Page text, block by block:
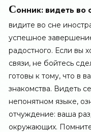
Сонник: видеть во
видите во сне
успешное
радостного. Если вы
связи, не бойтесь
готовы к тому, что в
знакомства. Видеть
непонятном языке,
отчуждение: ваша
окружающих.